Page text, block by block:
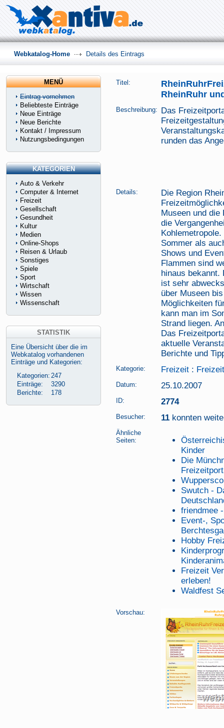
Titel:
RheinRuhr
Beschreibung: Das
runden das
Details:
Die Region
Museen und die
die
Sommer als
Shows und
Flammen sind
hinaus bekannt.
ist sehr
über Museen
Möglichkeiten
kann man im
Strand liegen.
Das
aktuelle
Berichte und
Kategorie: Freizeit :
Datum: 25.10.2007
ID: 2774
Besucher: 11 konnten
Ähnliche
Seiten:
Kinder
Die
Swutch -
friendmee
Event-,
Hobby
Freizeit
erleben!
Waldfest
Vorschau:
Webkatalog-Home Details des Eintrags
MENÜ
Eintrag vornehmen
Beliebteste Einträge
Neue Einträge
Neue Berichte
Kontakt / Impressum
Nutzungsbedingungen
KATEGORIEN
Auto & Verkehr
Computer & Internet
Freizeit
Gesellschaft
Gesundheit
Kultur
Medien
Online-Shops
Reisen & Urlaub
Sonstiges
Spiele
Sport
Wirtschaft
Wissen
Wissenschaft
STATISTIK
Eine Übersicht über die im
Webkatalog vorhandenen
Einträge und Kategorien:
Kategorien: 247
Einträge:
3290
Berichte:
178